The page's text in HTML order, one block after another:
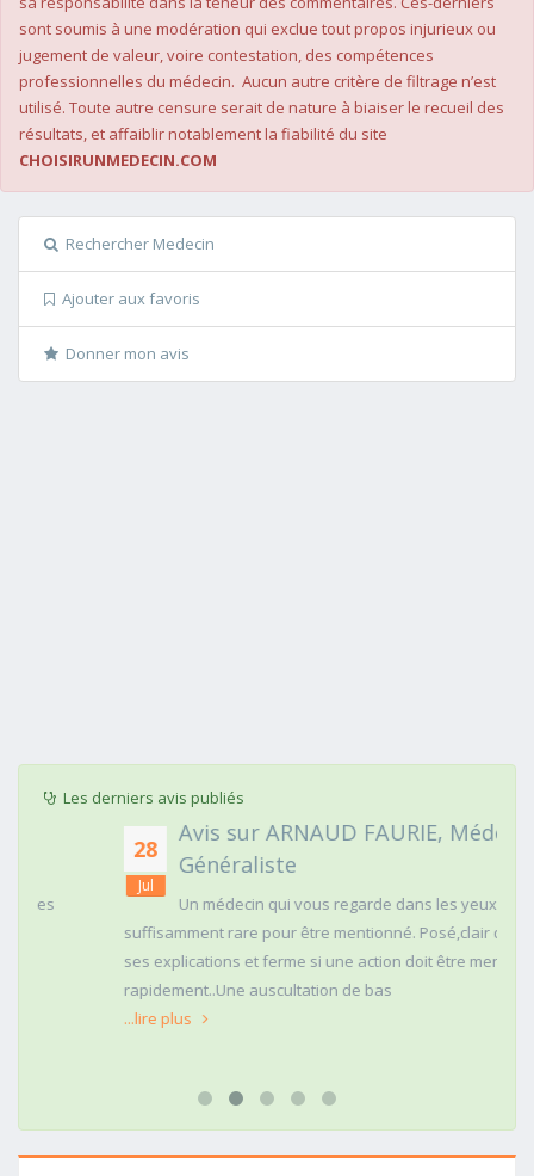
sont soumis à une modération qui exclue tout propos injurieux ou
jugement de valeur, voire contestation, des compétences
professionnelles du médecin. Aucun autre critère de filtrage n’est
utilisé. Toute autre censure serait de nature à biaiser le recueil des
résultats, et affaiblir notablement la fiabilité du site
CHOISIRUNMEDECIN.COM
Rechercher Medecin
Ajouter aux favoris
Donner mon avis
Les derniers avis publiés
Avis sur ARNAUD FAURIE, Médecin
Généraliste
Un médecin qui vous regarde dans les yeux c'est
suffisamment rare pour être mentionné. Posé,clair dans
ses explications et ferme si une action doit être menée
rapidement..Une auscultation de bas
...lire plus